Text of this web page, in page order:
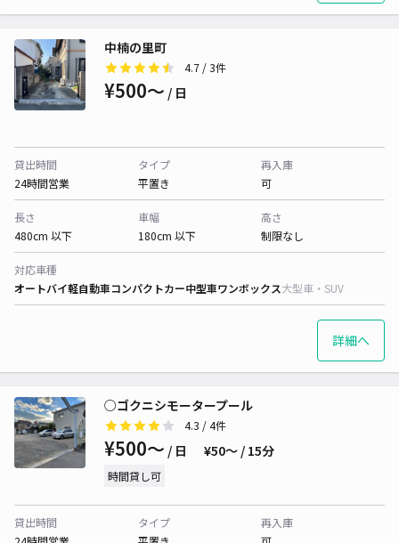
中楠の里町
4.7 / 3件
¥500〜 / 日
貸出時間
24時間営業
タイプ
平置き
再入庫
可
長さ
480cm 以下
車幅
180cm 以下
高さ
制限なし
対応車種
オートバイ軽自動車コンパクトカー中型車ワンボックス大型車・SUV
詳細へ
○ゴクニシモータープール
4.3 / 4件
¥500〜 / 日 ¥50〜 / 15分
時間貸し可
貸出時間
タイプ
再入庫